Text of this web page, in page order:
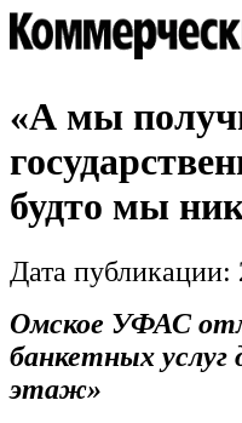
«А мы
будто мы
Дата публикации:
Омское УФАС
банкетных
этаж»